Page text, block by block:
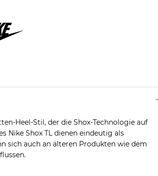
Heel-Stil, der die Shox-Technologie auf
Nike Shox TL dienen eindeutig als
sich auch an älteren Produkten wie dem